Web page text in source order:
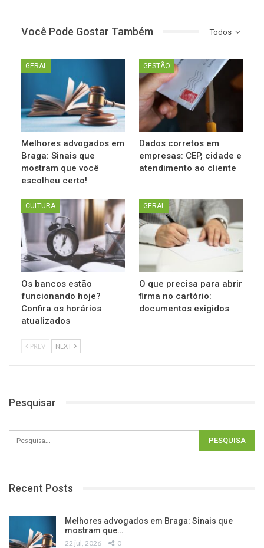
Todos
Você Pode Gostar Também
GERAL
Melhores advogados em
Braga: Sinais que
mostram que você
escolheu certo!
GESTÃO
Dados corretos em
empresas: CEP, cidade e
atendimento ao cliente
CULTURA
Os bancos estão
funcionando hoje?
Confira os horários
atualizados
GERAL
O que precisa para abrir
firma no cartório:
documentos exigidos
PREV NEXT
Pesquisar
Recent Posts
Melhores advogados em Braga: Sinais que
mostram que…
22 jul, 2026 0